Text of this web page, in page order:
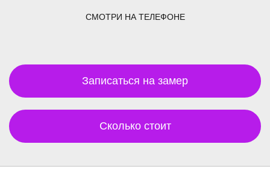
СМОТРИ НА ТЕЛЕФОНЕ
Записаться на замер
Сколько стоит